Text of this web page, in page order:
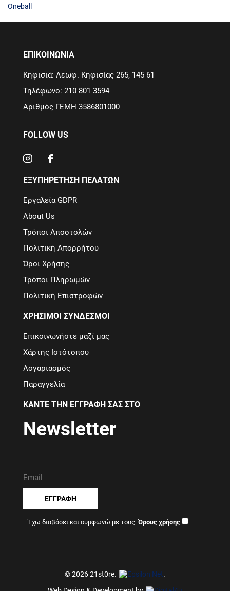
Oneball
ΕΠΙΚΟΙΝΩΝΙΑ
Κηφισιά: Λεωφ. Κηφισίας 265, 145 61
Τηλέφωνο: 210 801 3594
Αριθμός ΓΕΜΗ 3586801000
FOLLOW US
ΕΞΥΠΗΡΕΤΗΣΗ ΠΕΛΑΤΩΝ
Εργαλεία GDPR
About Us
Τρόποι Αποστολών
Πολιτική Απορρήτου
Όροι Χρήσης
Τρόποι Πληρωμών
Πολιτική Επιστροφών
ΧΡΗΣΙΜΟΙ ΣΥΝΔΕΣΜΟΙ
Επικοινωνήστε μαζί μας
Χάρτης Ιστότοπου
Λογαριασμός
Παραγγελία
ΚΑΝΤΕ ΤΗΝ ΕΓΓΡΑΦΗ ΣΑΣ ΣΤΟ
Newsletter
ΕΓΓΡΑΦΗ
Έχω διαβάσει και συμφωνώ με τους
© 2026 21st0re. .